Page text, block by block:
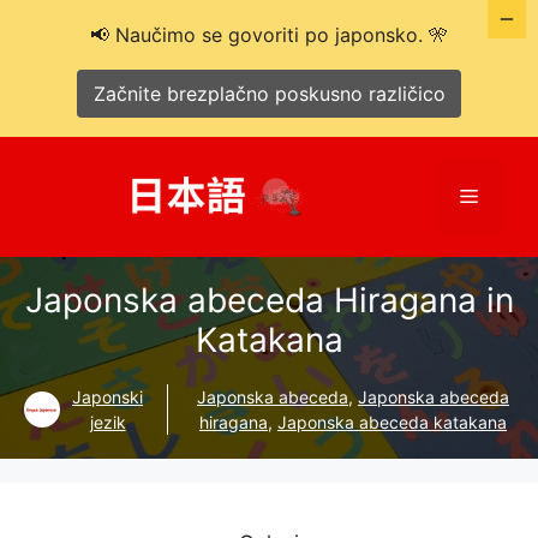
Meni
Japonska abeceda Hiragana in
Katakana
Japonski
jezik
Japonska abeceda,Japonska abeceda
hiragana, Japonska abeceda katakana
📢 Naučimo se govoriti po japonsko. 🎌
Začnite brezplačno poskusno različico